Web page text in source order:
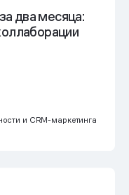
за два месяца:
и CRM-маркетинга